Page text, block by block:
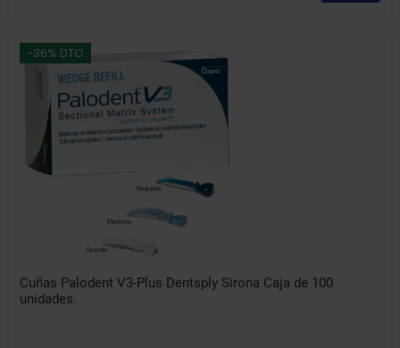
-36% DTO
Cuñas Palodent V3-Plus Dentsply Sirona Caja de 100
unidades.